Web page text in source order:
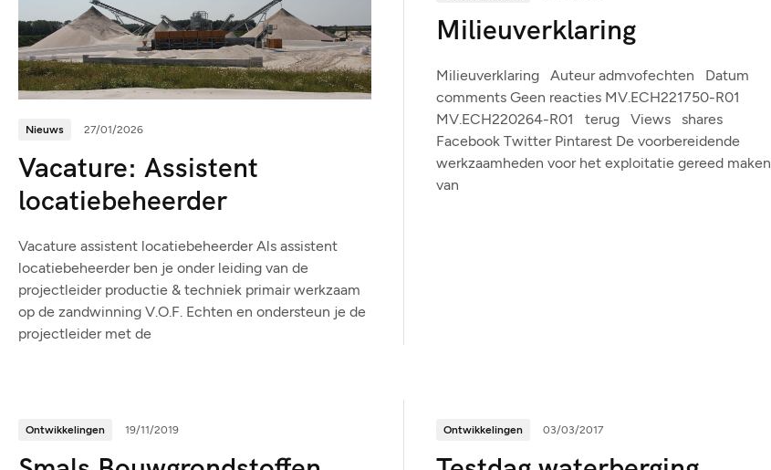
Nieuws 27/01/2026
Vacature: Assistent
locatiebeheerder
Vacature assistent locatiebeheerder Als assistent
locatiebeheerder ben je onder leiding van de
projectleider productie & techniek primair werkzaam
op de zandwinning V.O.F. Echten en ondersteun je de
projectleider met de
Milieuverklaring
Milieuverklaring Auteur admvofechten Datum
comments Geen reacties MV.ECH221750-R01
MV.ECH220264-R01 terug Views shares
Facebook Twitter Pintarest De voorbereidende
werkzaamheden voor het exploitatie gereed maken
van
Ontwikkelingen 19/11/2019 Ontwikkelingen 03/03/2017